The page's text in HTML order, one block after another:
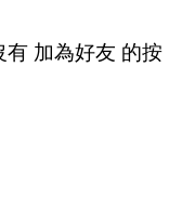
加為好友 的按